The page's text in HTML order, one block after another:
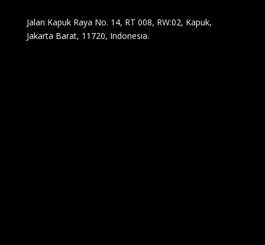
Jalan Kapuk Raya No. 14, RT 008, RW:02, Kapuk,
Jakarta Barat, 11720, Indonesia.